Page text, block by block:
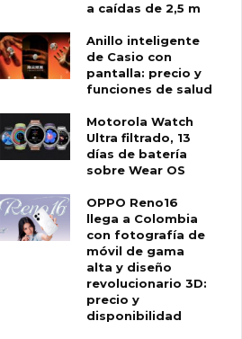
a caídas de 2,5 m
Anillo inteligente
de Casio con
pantalla: precio y
funciones de salud
Motorola Watch
Ultra filtrado, 13
días de batería
sobre Wear OS
OPPO Reno16
llega a Colombia
con fotografía de
móvil de gama
alta y diseño
revolucionario 3D:
precio y
disponibilidad